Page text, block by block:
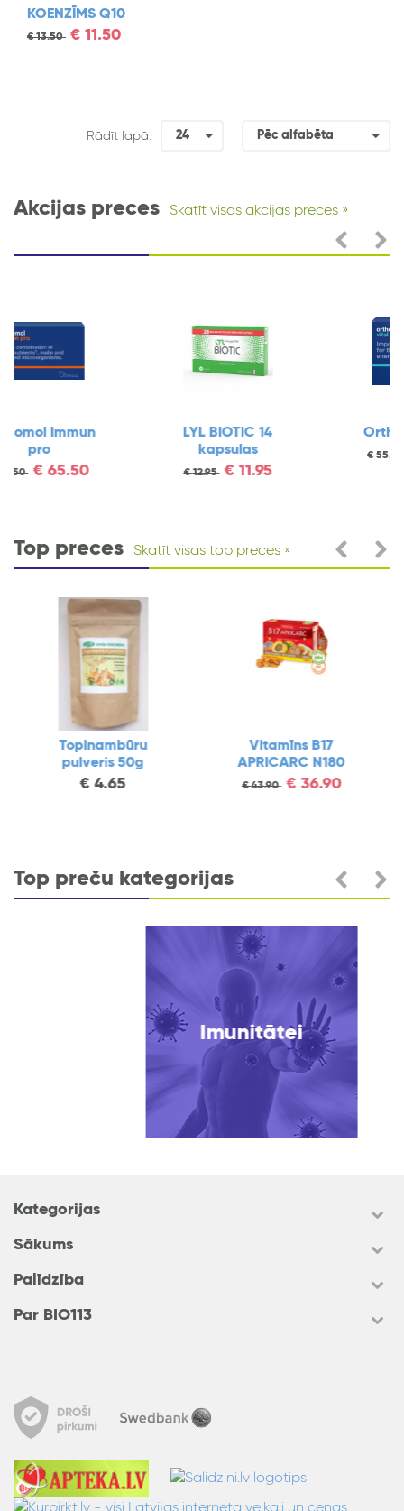
KOENZĪMS Q10
€13.50 € 11.50
Rādīt lapā: 24 Pēc alfabēta
Akcijas preces Skatīt visas akcijas preces
LYL BIOTIC 14
€12.95
Orthomol Vital f
€55.00
Top preces Skatīt visas top preces
Vitamīns B17
APRICARC N180
43.90 €36.90
DZĒRVEŅU
KONCENTRĀTS AR
C UN E VITAMĪNIEM
Top preču kategorijas
Imunitātei
Kategorijas
Sākums
Palīdzība
Par BIO113